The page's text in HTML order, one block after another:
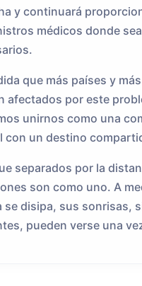
y continuará
médicos donde
que más países y
afectados por este
unirnos como una
con un destino
separados por la
son como uno. A
se disipa, sus sonrisas,
pueden verse una